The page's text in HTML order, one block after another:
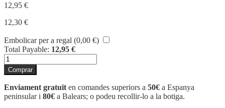
12,95 €
12,30 €
Embolicar per a regal (0,00 €)
Total Payable: 12,95 €
quantitat
de
THIS
IS
BARCELONA
Comprar
Enviament gratuït en comandes superiors a 50€ a Espanya
peninsular i 80€ a Balears; o podeu recollir-lo a la botiga.